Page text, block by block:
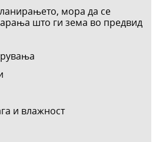
мора да се
што ги зема во предвид
и влажност